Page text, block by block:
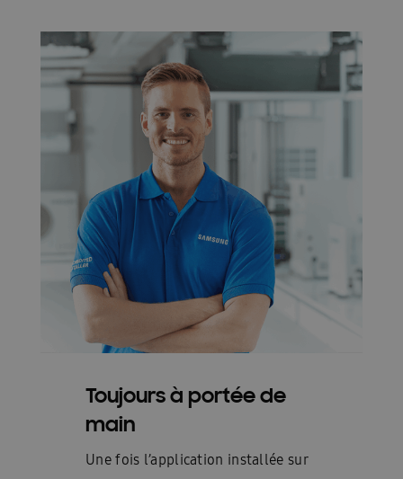
Toujours à portée de
main
Une fois l’application installée sur